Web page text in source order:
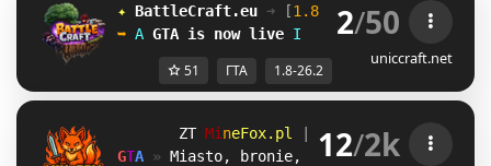
✦ BattleCraft.eu ➜ [1.8 - 26.2 ] ✦
➥ T GTA is now live U 2/50
uniccraft.net
51 ГТА 1.8-26.2
_M Mi neFox. pl 1.8.x - 1.21.11
GTA » Miasto, bronie, pojazdy i wielka
12/2k